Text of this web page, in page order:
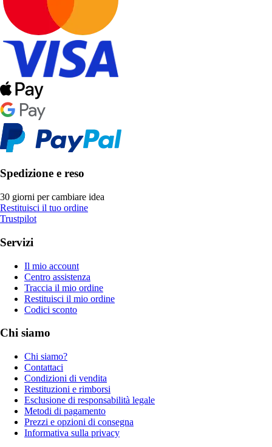
Spedizione e reso
30 giorni per cambiare idea
Restituisci il tuo ordine
Trustpilot
Servizi
Il mio account
Centro assistenza
Traccia il mio ordine
Restituisci il mio ordine
Codici sconto
Chi siamo
Chi siamo?
Contattaci
Condizioni di vendita
Restituzioni e rimborsi
Esclusione di responsabilità legale
Metodi di pagamento
Prezzi e opzioni di consegna
Informativa sulla privacy